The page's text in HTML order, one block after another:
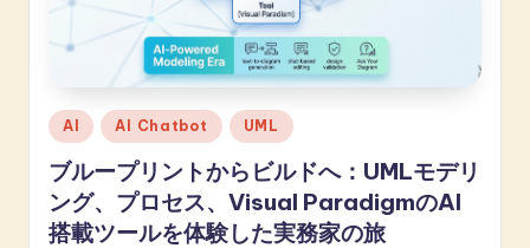
Posted
in
AI AI Chatbot UML
ブループリントからビルドへ：UMLモデリ
ング、プロセス、Visual ParadigmのAI
搭載ツールを体験した実務家の旅